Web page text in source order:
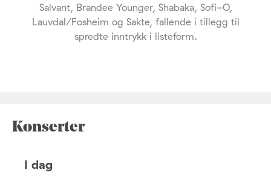
Salvant, Brandee Younger, Shabaka, Sofi-O,
Lauvdal/Fosheim og Sakte, fallende i tillegg til
spredte inntrykk i listeform.
Konserter
I dag